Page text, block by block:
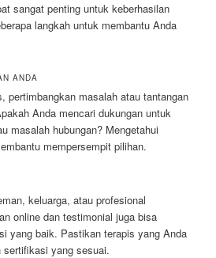
sangat penting untuk keberhasilan
langkah untuk membantu Anda
ANDA
pertimbangkan masalah atau tantangan
Anda mencari dukungan untuk
masalah hubungan? Mengetahui
mempersempit pilihan.
keluarga, atau profesional
online dan testimonial juga bisa
yang baik. Pastikan terapis yang Anda
yang sesuai.